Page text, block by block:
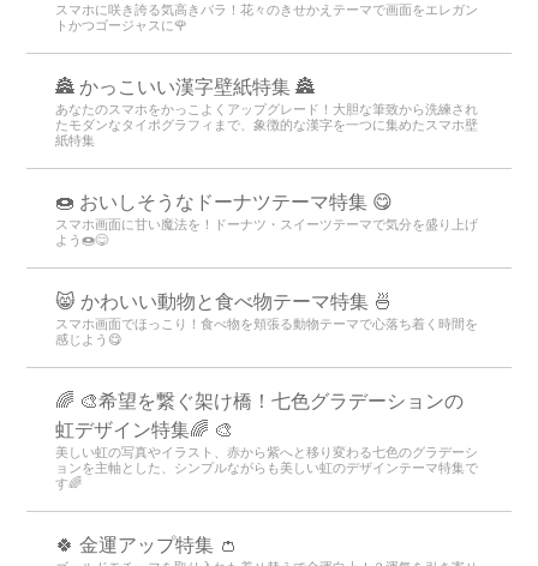
スマホに咲き誇る気高きバラ！花々のきせかえテーマで画面をエレガン
トかつゴージャスに🌹
🏯 かっこいい漢字壁紙特集 🏯
あなたのスマホをかっこよくアップグレード！大胆な筆致から洗練され
たモダンなタイポグラフィまで、象徴的な漢字を一つに集めたスマホ壁
紙特集
🍩 おいしそうなドーナツテーマ特集 😋
スマホ画面に甘い魔法を！ドーナツ・スイーツテーマで気分を盛り上げ
よう🍩😋
😸 かわいい動物と食べ物テーマ特集 🍜
スマホ画面でほっこり！食べ物を頬張る動物テーマで心落ち着く時間を
感じよう😋
🌈 🎨希望を繋ぐ架け橋！七色グラデーションの
虹デザイン特集🌈 🎨
美しい虹の写真やイラスト、赤から紫へと移り変わる七色のグラデーシ
ョンを主軸とした、シンプルながらも美しい虹のデザインテーマ特集で
す🌈
🍀 金運アップ特集 👛